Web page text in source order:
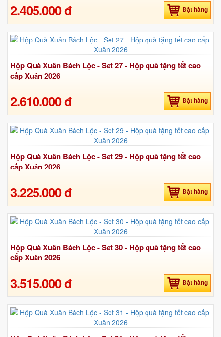
2.405.000 đ Đặt hàng
Hộp Quà Xuân Bách Lộc - Set 27 - Hộp quà tặng tết cao
cấp Xuân 2026
2.610.000 đ Đặt hàng
Hộp Quà Xuân Bách Lộc - Set 29 - Hộp quà tặng tết cao
cấp Xuân 2026
3.225.000 đ Đặt hàng
Hộp Quà Xuân Bách Lộc - Set 30 - Hộp quà tặng tết cao
cấp Xuân 2026
3.515.000 đ Đặt hàng